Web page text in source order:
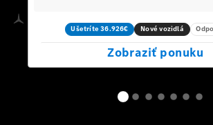
Ušetríte 36.926€ Nové vozidlá
Zobraziť ponuku